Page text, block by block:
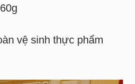
vệ sinh thực phẩm